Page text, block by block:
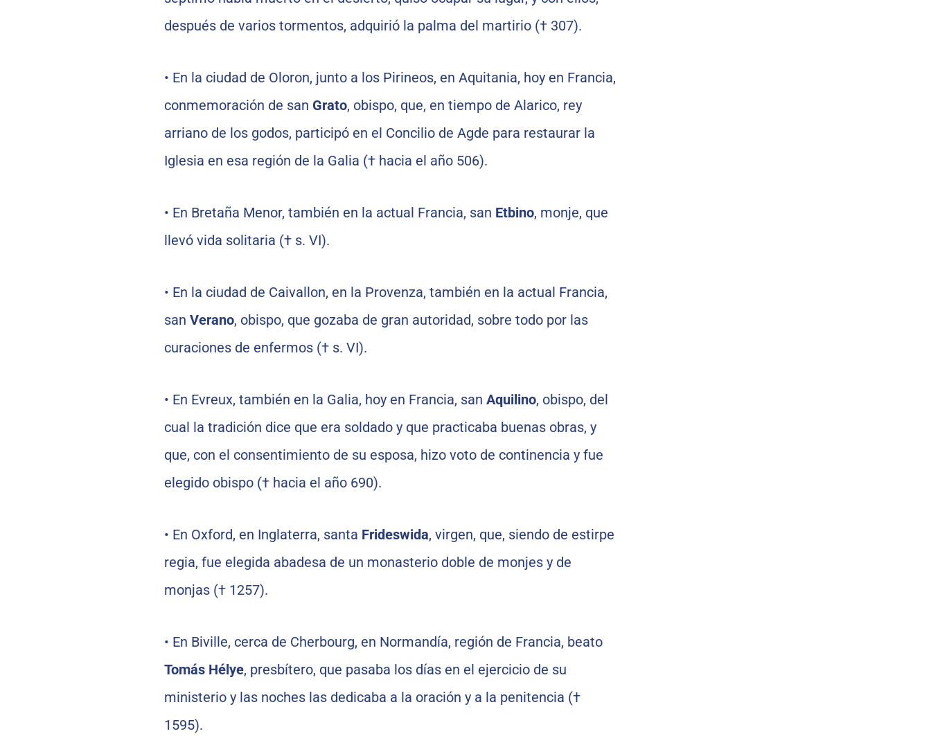
después de varios tormentos, adquirió la palma del martirio († 307).
• En la ciudad de Oloron, junto a los Pirineos, en Aquitania, hoy en Francia,
conmemoración de san Grato, obispo, que, en tiempo de Alarico, rey
arriano de los godos, participó en el Concilio de Agde para restaurar la
Iglesia en esa región de la Galia († hacia el año 506).
• En Bretaña Menor, también en la actual Francia, san Etbino, monje, que
llevó vida solitaria († s. VI).
• En la ciudad de Caivallon, en la Provenza, también en la actual Francia,
san Verano, obispo, que gozaba de gran autoridad, sobre todo por las
curaciones de enfermos († s. VI).
• En Evreux, también en la Galia, hoy en Francia, san Aquilino, obispo, del
cual la tradición dice que era soldado y que practicaba buenas obras, y
que, con el consentimiento de su esposa, hizo voto de continencia y fue
elegido obispo († hacia el año 690).
• En Oxford, en Inglaterra, santa Frideswida, virgen, que, siendo de estirpe
regia, fue elegida abadesa de un monasterio doble de monjes y de
monjas († 1257).
• En Biville, cerca de Cherbourg, en Normandía, región de Francia, beato
Tomás Hélye, presbítero, que pasaba los días en el ejercicio de su
ministerio y las noches las dedicaba a la oración y a la penitencia (†
1595).